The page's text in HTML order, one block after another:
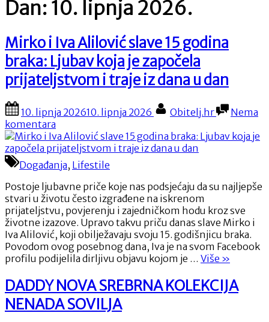
Dan: 10. lipnja 2026.
Mirko i Iva Alilović slave 15 godina
braka: Ljubav koja je započela
prijateljstvom i traje iz dana u dan
Posted
on
10. lipnja 202610. lipnja 2026 By
Obitelj.hr
Nema
komentara
Mirko
i
Iva
Alilović
slave
15
godina
braka:
Ljubav
koja
je
započela
prijateljstvom
i
traje
iz
Događanja, Lifestile
Postoje ljubavne priče koje nas podsjećaju da su najljepše
stvari u životu često izgrađene na iskrenom
prijateljstvu, povjerenju i zajedničkom hodu kroz sve
životne izazove. Upravo takvu priču danas slave Mirko i
Iva Alilović, koji obilježavaju svoju 15. godišnjicu braka.
Povodom ovog posebnog dana, Iva je na svom Facebook
profilu podijelila dirljivu objavu kojom je … Više “Mirko
Iva
Alilović
»
DADDY NOVA SREBRNA KOLEKCIJA
NENADA SOVILJA